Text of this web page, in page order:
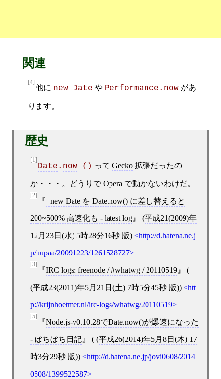
関連
[4]
他に new Date や Performance.now があ
ります。
歴史
[1]
Date . now () って Gecko拡張だったの
か・・・。どうりでOpera で動かないわけだ。
[2]
+new Date を Date.now() に差し替えると
200~500% 高速化も - latest log (平成21(2009)年
12月23日(水) 5時28分16秒版) http://d.hatena.ne.j
p/uupaa/20091223/1261528727
[3]
IRC logs: freenode / #whatwg / 20110519 (
(平成23(2011)年5月21日(土) 7時5分45秒版)) htt
p://krijnhoetmer.nl/irc-logs/whatwg/20110519
[5]
Node.js-v0.10.28でDate.now()が爆速になった
- ぼちぼち日記 ( (平成26(2014)年5月8日(木) 17
時3分29秒版)) http://d.hatena.ne.jp/jovi0608/2014
0508/1399522587